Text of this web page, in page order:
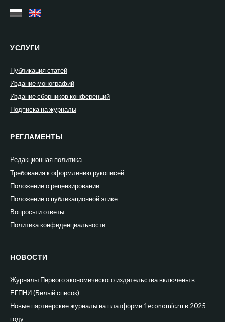
УСЛУГИ
Публикация статей
Издание монографий
Издание сборников конференций
Подписка на журналы
РЕГЛАМЕНТЫ
Редакционная политика
Требования к оформлению рукописей
Положение о рецензировании
Положение о публикационной этике
Вопросы и ответы
Политика конфиденциальности
НОВОСТИ
Журналы Первого экономического издательства включены в
ЕГПНИ (Белый список)
Новые партнерские журналы на платформе 1economic.ru в 2025
году